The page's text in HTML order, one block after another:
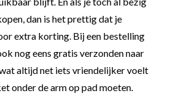
dan is het prettig dat je
extra korting. Bij een bestelling
nog eens gratis verzonden naar
altijd net iets vriendelijker voelt
onder de arm op pad moeten.